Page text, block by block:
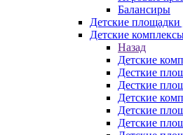
Балансиры
Детские
Детские
Назад
Детские
Десткие
Десткие
Детские
Детские
Детские